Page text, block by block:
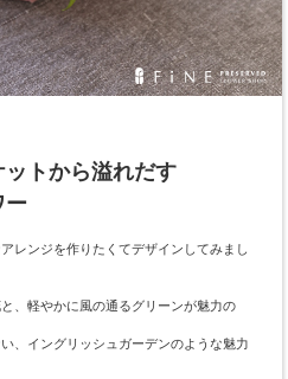
トから溢れだす
ー
レンジを作りたくてデザインしてみまし
、軽やかに風の通るグリーンが魅力の
、イングリッシュガーデンのような魅力